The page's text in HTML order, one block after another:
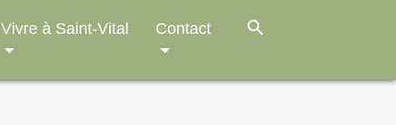
Vivre à Saint-Vital Contact search